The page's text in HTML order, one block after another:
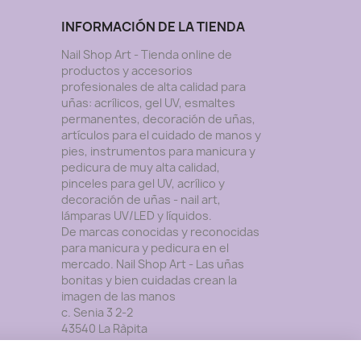
INFORMACIÓN DE LA TIENDA
Nail Shop Art - Tienda online de
productos y accesorios
profesionales de alta calidad para
uñas: acrílicos, gel UV, esmaltes
permanentes, decoración de uñas,
artículos para el cuidado de manos y
pies, instrumentos para manicura y
pedicura de muy alta calidad,
pinceles para gel UV, acrílico y
decoración de uñas - nail art,
lámparas UV/LED y lí­quidos.
De marcas conocidas y reconocidas
para manicura y pedicura en el
mercado. Nail Shop Art - Las uñas
bonitas y bien cuidadas crean la
imagen de las manos
c. Senia 3 2-2
43540 La Ràpita
Tarragona